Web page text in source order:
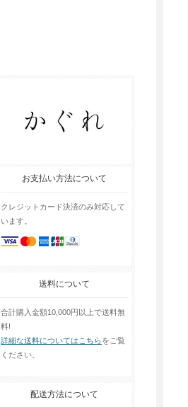
お支払い方法について
クレジットカード決済のみ対応して
います。
送料について
合計購入金額10,000円以上で送料無
料!
詳細な送料についてはこちらをご覧
ください。
配送方法について